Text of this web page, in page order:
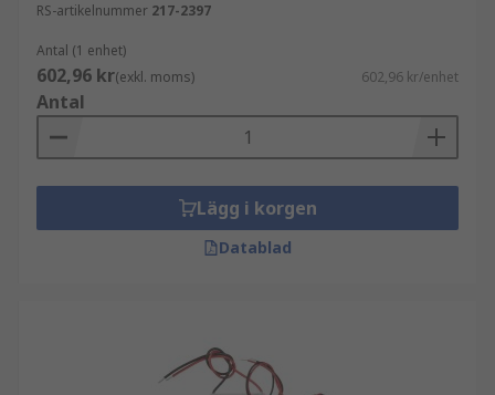
RS-artikelnummer 217-2397
Antal (1 enhet)
602,96 kr(exkl. moms) 602,96 kr/enhet
Antal
Lägg i korgen
Datablad